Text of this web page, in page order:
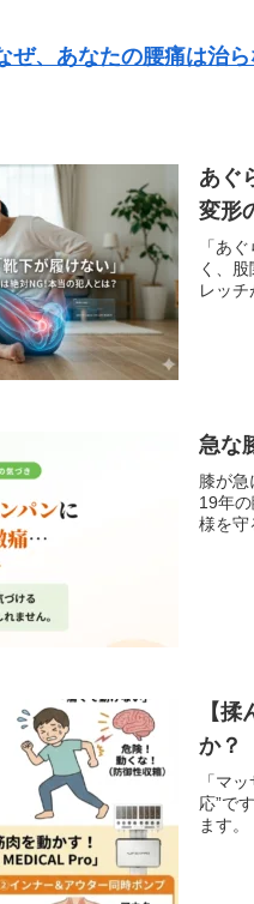
ぜ、あなたの腰痛は治
あぐ
変形
「あ
く、
レッ
急な
膝が
19年
様を守
【
か？
「マ
応”で
ます。